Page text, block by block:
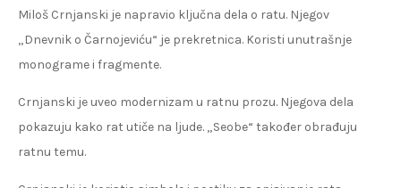
Miloš Crnjanski je napravio ključna dela o ratu. Njegov
„Dnevnik o Čarnojeviću“ je prekretnica. Koristi unutrašnje
monograme i fragmente.
Crnjanski je uveo modernizam u ratnu prozu. Njegova dela
pokazuju kako rat utiče na ljude. „Seobe“ također obrađuju
ratnu temu.